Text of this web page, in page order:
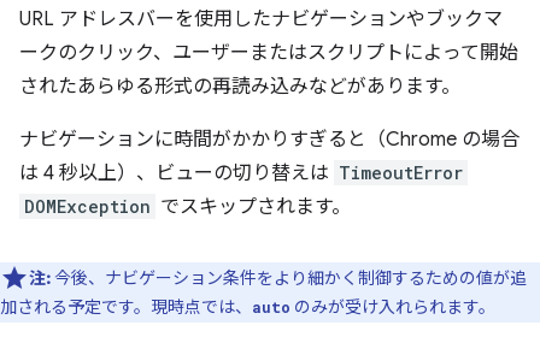
URL アドレスバーを使用したナビゲーションやブックマ
ークのクリック、ユーザーまたはスクリプトによって開始
されたあらゆる形式の再読み込みなどがあります。
ナビゲーションに時間がかかりすぎると（Chrome の場合
は 4 秒以上）、ビューの切り替えは TimeoutError
DOMException でスキップされます。
注: 今後、ナビゲーション条件をより細かく制御するための値が追
加される予定です。現時点では、
auto のみが受け入れられます。